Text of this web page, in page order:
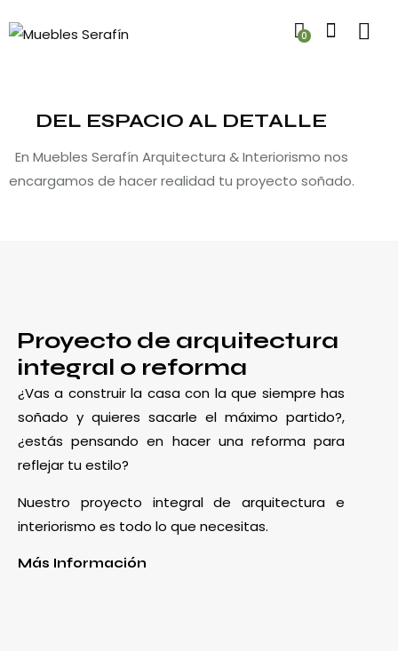
0
DEL ESPACIO AL DETALLE
En Muebles Serafín Arquitectura & Interiorismo nos
encargamos de hacer realidad tu proyecto soñado.
Proyecto de arquitectura
integral o reforma
¿Vas a construir la casa con la que siempre has
soñado y quieres sacarle el máximo partido?,
¿estás pensando en hacer una reforma para
reflejar tu estilo?
Nuestro proyecto integral de arquitectura e
interiorismo es todo lo que necesitas.
Más Información